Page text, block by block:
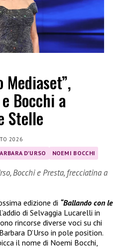
Bocchi a
Stelle
2026
D'URSO NOEMI BOCCHI
Bocchi e Presta, frecciatina a
edizione di “Ballando con le
di Selvaggia Lucarelli in
rincorse diverse voci su chi
D’Urso in pole position.
il nome di Noemi Bocchi,